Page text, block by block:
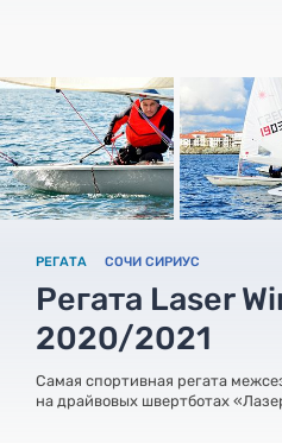
РЕГАТА СОЧИ СИРИУС
Регата Laser
2020/2021
Самая спортивная регата
на драйвовых швертботах